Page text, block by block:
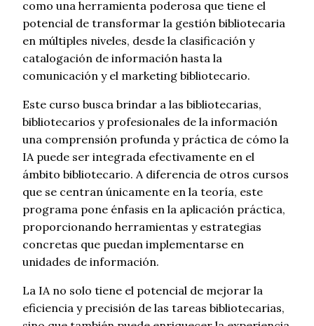
como una herramienta poderosa que tiene el
potencial de transformar la gestión bibliotecaria
en múltiples niveles, desde la clasificación y
catalogación de información hasta la
comunicación y el marketing bibliotecario.
Este curso busca brindar a las bibliotecarias,
bibliotecarios y profesionales de la información
una comprensión profunda y práctica de cómo la
IA puede ser integrada efectivamente en el
ámbito bibliotecario. A diferencia de otros cursos
que se centran únicamente en la teoría, este
programa pone énfasis en la aplicación práctica,
proporcionando herramientas y estrategias
concretas que puedan implementarse en
unidades de información.
La IA no solo tiene el potencial de mejorar la
eficiencia y precisión de las tareas bibliotecarias,